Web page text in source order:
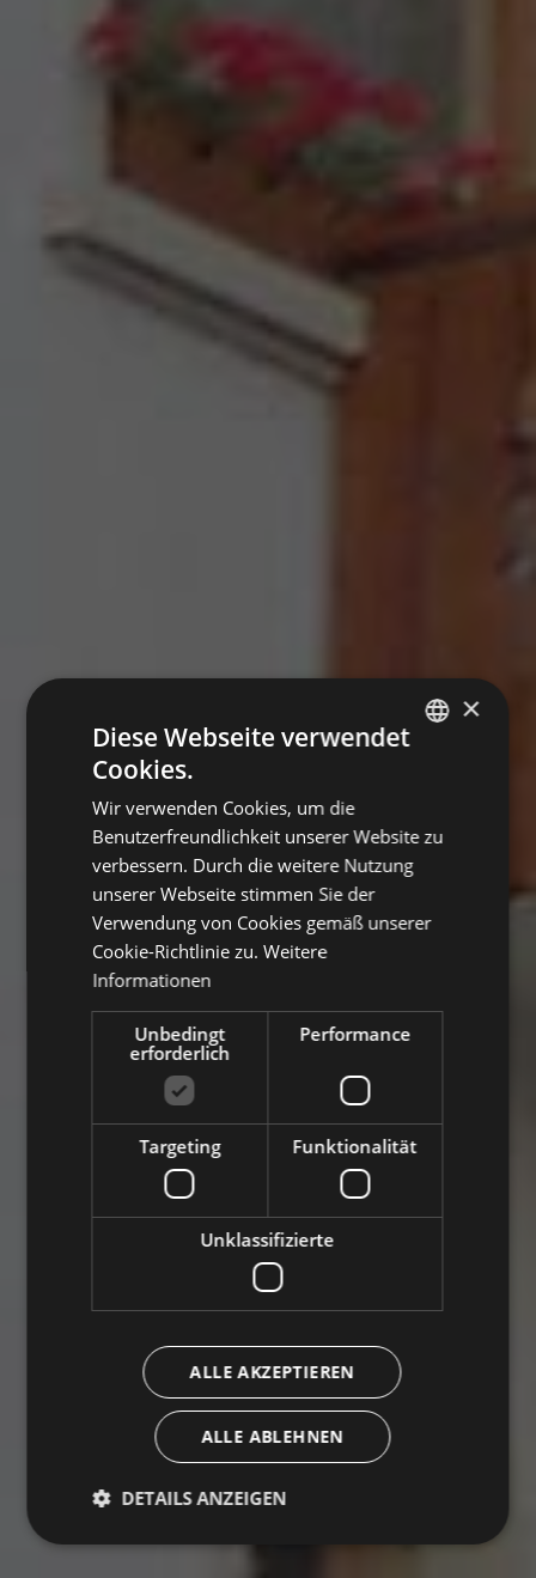
×
Diese Webseite verwendet
Cookies.
Wir verwenden Cookies, um die
Benutzerfreundlichkeit unserer Website zu
verbessern. Durch die weitere Nutzung
unserer Webseite stimmen Sie der
Verwendung von Cookies gemäß unserer
Cookie-Richtlinie zu. Weitere
Informationen
Unbedingt
erforderlich
Performance
Targeting Funktionalität
Unklassifizierte
ALLE AKZEPTIEREN
ALLE ABLEHNEN
DETAILS ANZEIGEN